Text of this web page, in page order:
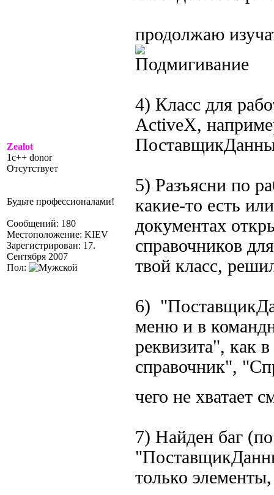
Zealot
1c++ donor
Отсутствует
Будьте профессионалами!
Сообщений: 180
Местоположение: KIEV
Зарегистрирован: 17.
Сентября 2007
Пол:
продолжаю
4) Класс для
ActiveX,
5) Разъясни по
какие-то есть
документах
справочников
твой класс,
6)
меню и в
реквизита", как
справочник",
чего не хватает
7) Найден баг
только